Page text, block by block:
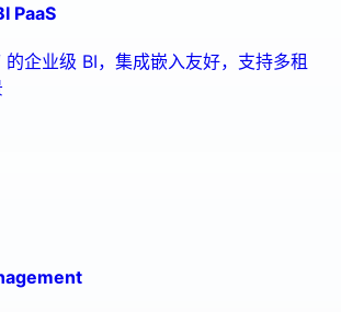
PaaS
的企业级 BI，集成嵌入友好，支持多租